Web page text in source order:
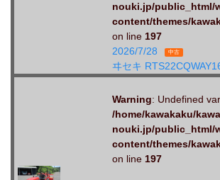
nouki.jp/public_html/
content/themes/
on line 197
2026/7/28
中古
ヰセキ
Warning: Undefined
/home/kawakaku/
nouki.jp/public_html/
content/themes/
on line 197